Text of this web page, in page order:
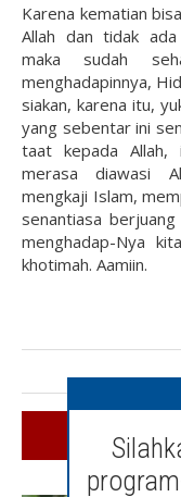
Karena kematian
Allah dan tidak
maka sudah
menghadapinnya,
siakan, karena itu,
yang sebentar ini
taat kepada Allah,
merasa diawasi
mengkaji Islam,
senantiasa
menghadap-Nya
khotimah. Aamiin.